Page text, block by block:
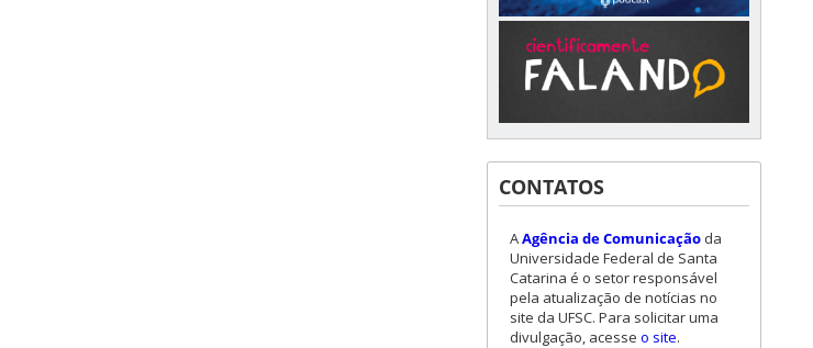
CONTATOS
AAgência de Comunicação da
Universidade Federal de Santa
Catarina é o setor responsável
pela atualização de notícias no
site da UFSC. Para solicitar uma
divulgação, acesse o site.